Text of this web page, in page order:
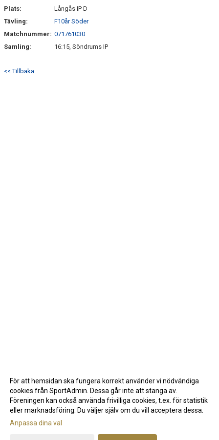
TRYGG I ASTRIO
BK ASTRIO LOPPIS & CAFÉ
ASTRIOSHOPEN
Plats:
Långås IP D
Tävling:
F10år Söder
Matchnummer: 071761030
Samling:
16:15, Söndrums IP
<< Tillbaka
Gå till Webbversion
För att hemsidan ska fungera korrekt använder vi nödvändiga
cookies från SportAdmin. Dessa går inte att stänga av.
Föreningen kan också använda frivilliga cookies, t.ex. för statistik
eller marknadsföring. Du väljer själv om du vill acceptera dessa.
Anpassa dina val